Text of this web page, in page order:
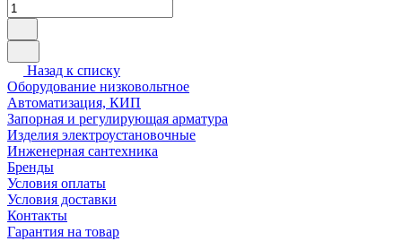
Назад к списку
Оборудование низковольтное
Автоматизация, КИП
Запорная и регулирующая арматура
Изделия электроустановочные
Инженерная сантехника
Бренды
Условия оплаты
Условия доставки
Контакты
Гарантия на товар